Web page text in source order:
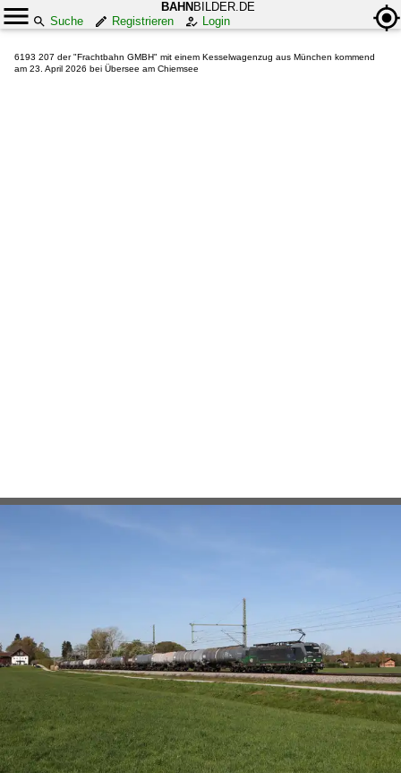
BAHN BILDER.DE
Suche
Registrieren Login
6193 207 der "Frachtbahn GMBH" mit einem Kesselwagenzug aus München kommend
am 23. April 2026 bei Übersee am Chiemsee